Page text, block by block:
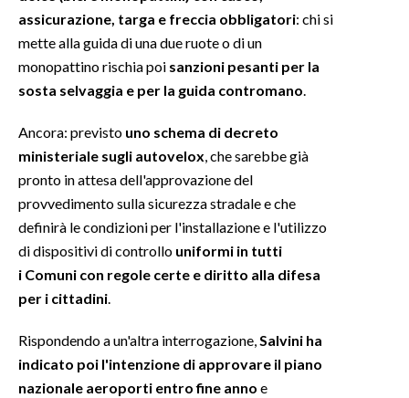
SPIAGGE
STORE
assicurazione, targa e freccia obbligatori: chi si
mette alla guida di una due ruote o di un
monopattino rischia poi sanzioni pesanti per la
sosta selvaggia e per la guida contromano
Ancora: previsto uno schema di decreto
ministeriale sugli autovelox , che sarebbe già
pronto in attesa dell'approvazione del
provvedimento sulla sicurezza stradale e che
definirà le condizioni per l'installazione e l'utilizzo
di dispositivi di controllo uniformi in tutti
i Comuni con regole certe e diritto alla difesa
per i cittadini
Rispondendo a un'altra interrogazione, Salvini ha
indicato poi l'intenzione di approvare il piano
nazionale aeroporti entro fine anno e